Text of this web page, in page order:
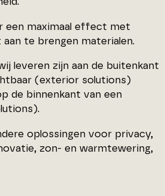
een maximaal effect met
te brengen materialen.
leveren zijn aan de buitenkant
(exterior solutions)
de binnenkant van een
oplossingen voor privacy,
zon- en warmtewering,